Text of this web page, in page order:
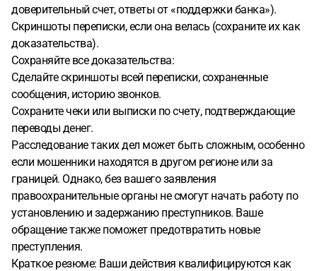
доверительный счет, ответы от «поддержки банка»).
Скриншоты переписки, если она велась (сохраните их как
доказательства).
Сохраняйте все доказательства:
Сделайте скриншоты всей переписки, сохраненные
сообщения, историю звонков.
Сохраните чеки или выписки по счету, подтверждающие
переводы денег.
Расследование таких дел может быть сложным, особенно
если мошенники находятся в другом регионе или за
границей. Однако, без вашего заявления
правоохранительные органы не смогут начать работу по
установлению и задержанию преступников. Ваше
обращение также поможет предотвратить новые
преступления.
Краткое резюме: Ваши действия квалифицируются как